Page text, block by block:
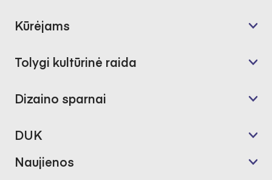
Kūrėjams
Tolygi kultūrinė raida
Dizaino sparnai
DUK
Naujienos